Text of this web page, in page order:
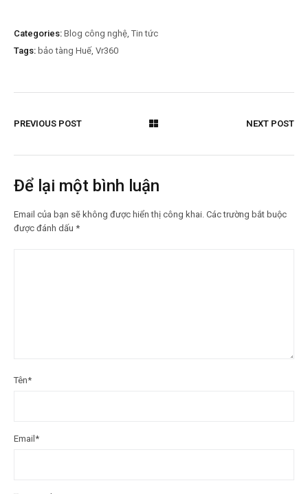
Categories: Blog công nghệ, Tin tức
Tags: bảo tàng Huế, Vr360
PREVIOUS POST NEXT POST
Để lại một bình luận
Email của bạn sẽ không được hiển thị công khai. Các trường bắt buộc
được đánh dấu *
Tên*
Email *